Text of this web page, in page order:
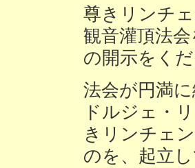
尊きリンチ
観音灌頂法
の開示をく
法会が円満
ドルジェ・
きリンチェ
のを、起立